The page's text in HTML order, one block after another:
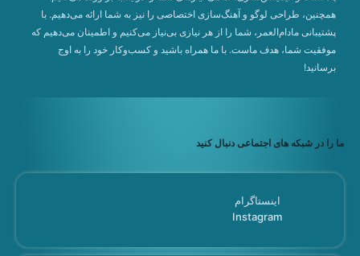
همچنین، طراحی لوگو و آهنگ‌سازی اختصاصی را نیز به شما ارائه می‌دهیم. با
پشتیبانی مادام‌العمر، شما را از هر نیازی بی‌نیاز می‌کنیم و اطمینان می‌دهیم که
موفقیت شما، هدف ماست. با ما همراه باشید و کسب‌وکار خود را به اوج
برسانید!
ما را در شبکه های اجتماعی دنبال کنید
اینستاگرام
Instagram